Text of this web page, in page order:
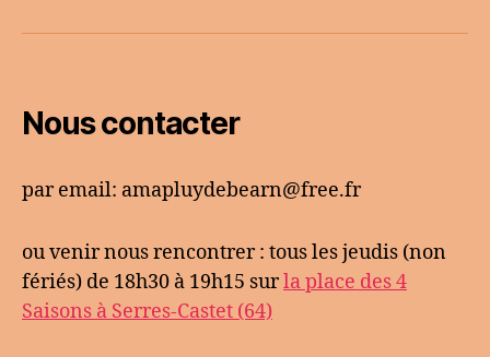
Nous contacter
par email: amapluydebearn@free.fr
ou venir nous rencontrer : tous les jeudis (non
fériés) de 18h30 à 19h15 surla place des 4
Saisons à Serres-Castet (64)